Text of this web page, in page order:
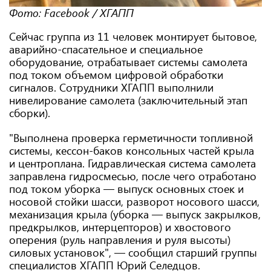
Фото: Facebook / ХГАПП
Сейчас группа из 11 человек монтирует бытовое,
аварийно-спасательное и специальное
оборудование, отрабатывает системы самолета
под током объемом цифровой обработки
сигналов. Сотрудники ХГАПП выполнили
нивелирование самолета (заключительный этап
сборки).
"Выполнена проверка герметичности топливной
системы, кессон-баков консольных частей крыла
и центроплана. Гидравлическая система самолета
заправлена ​​гидросмесью, после чего отработано
под током уборка — выпуск основных стоек и
носовой стойки шасси, разворот носового шасси,
механизация крыла (уборка — выпуск закрылков,
предкрылков, интерцепторов) и хвостового
оперения (руль направления и руля высоты)
силовых установок", — сообщил старший группы
специалистов ХГАПП Юрий Селедцов.